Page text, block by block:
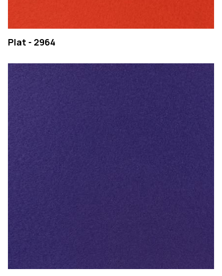
Plat - 2964